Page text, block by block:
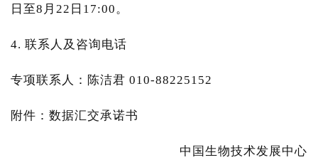
日至8月22日17:00。
4. 联系人及咨询电话
专项联系人：陈洁君 010-88225152
附件：数据汇交承诺书
中国生物技术发展中心